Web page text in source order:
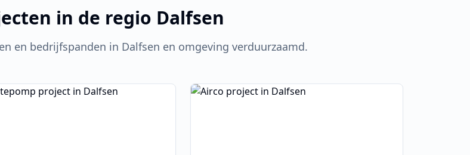
in de regio Dalfsen
en bedrijfspanden in Dalfsen en omgeving verduurzaamd.